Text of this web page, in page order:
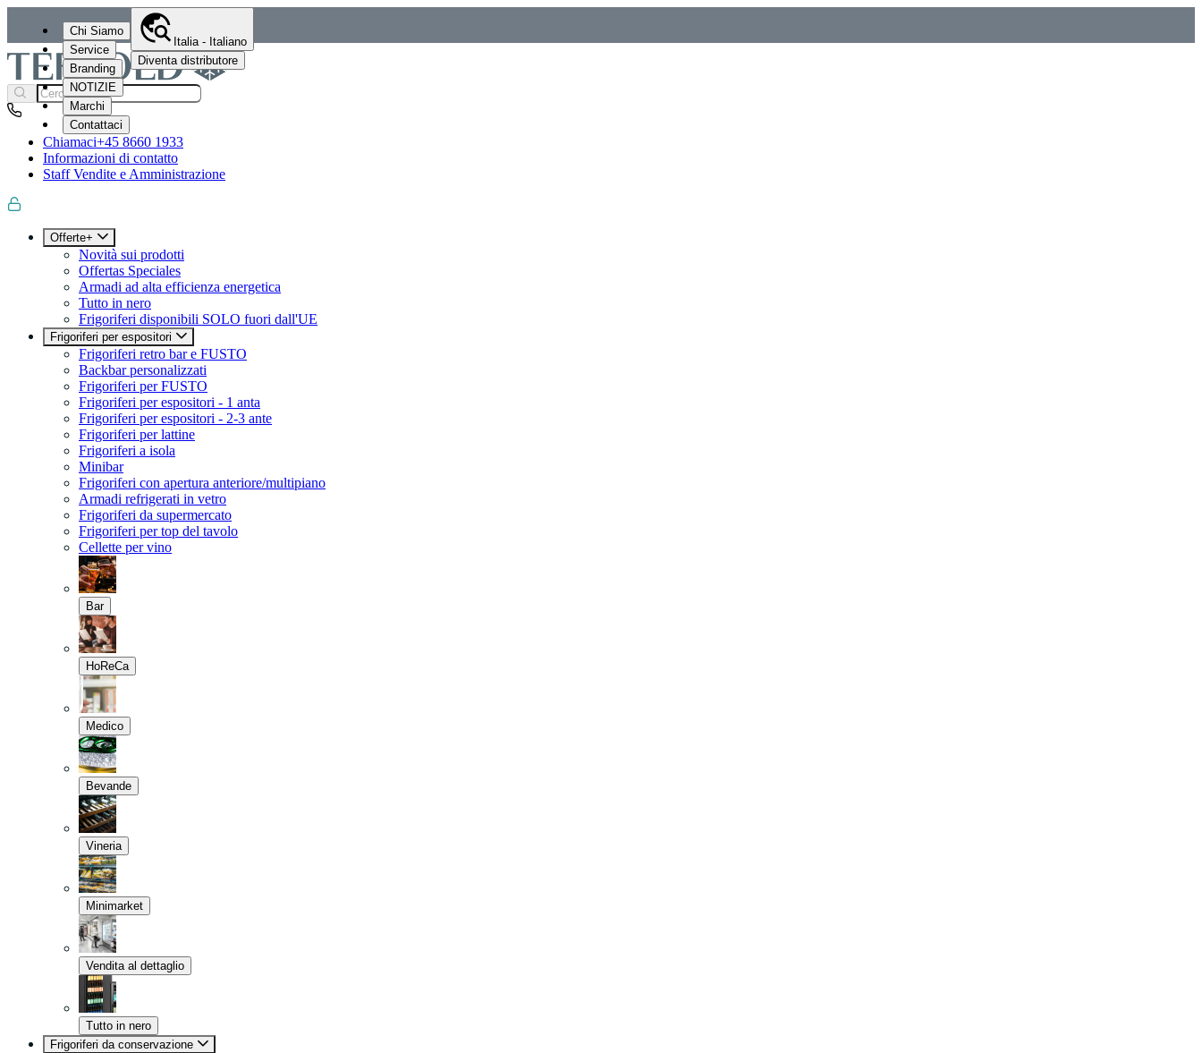
Chi Siamo
Service
Branding
NOTIZIE
Marchi
Contattaci
Italia - Italiano
Diventa distributore
Chiamaci+45 8660 1933
Informazioni di contatto
Staff Vendite e Amministrazione
Offerte+
Novità sui prodotti
Offertas Speciales
Armadi ad alta efficienza energetica
Tutto in nero
Frigoriferi disponibili SOLO fuori dall'UE
Frigoriferi per espositori
Frigoriferi retro bar e FUSTO
Backbar personalizzati
Frigoriferi per FUSTO
Frigoriferi per espositori - 1 anta
Frigoriferi per espositori - 2-3 ante
Frigoriferi per lattine
Frigoriferi a isola
Minibar
Frigoriferi con apertura anteriore/multipiano
Armadi refrigerati in vetro
Frigoriferi da supermercato
Frigoriferi per top del tavolo
Cellette per vino
Bar
HoReCa
Medico
Bevande
Vineria
Minimarket
Vendita al dettaglio
Tutto in nero
Frigoriferi da conservazione